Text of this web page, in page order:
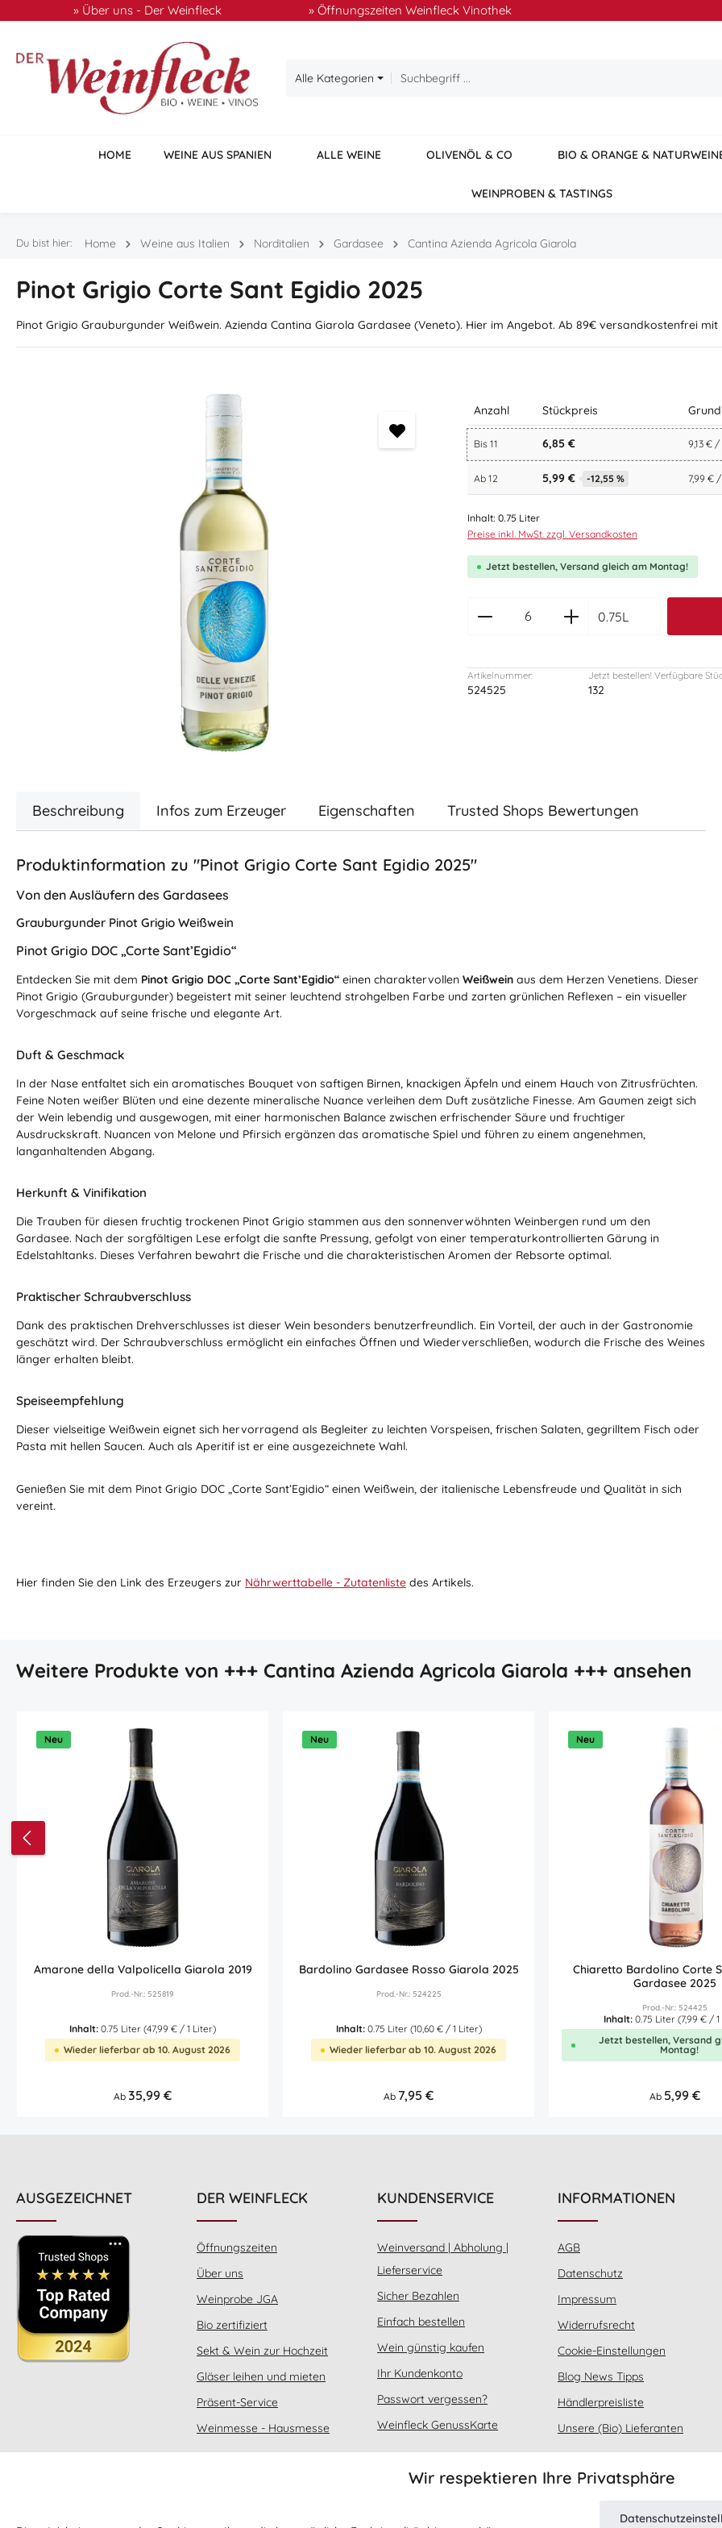
Hauptinhalt springen
Zur Suche springen
Zur Hauptnavigation springen
» Über uns - Der Weinfleck » Öffnungszeiten Weinfleck Vinothek
Alle Kategorien
HOME WEINE AUS SPANIEN ALLE WEINE OLIVENÖL & CO BIO & ORANGE &
WEINPROBEN & TASTINGS
Du bist hier: Home Weine aus Italien Norditalien Gardasee Cantina Azienda Agricola Giarola
Pinot Grigio Corte Sant Egidio 2025
Pinot Grigio Grauburgunder Weißwein. Azienda Cantina Giarola Gardasee (Veneto). Hier im Angebot. Ab 89€ versandkostenfrei mit
Anzahl Stückpreis
Bis 11 6,85 € 9,13 €
Ab 12 5,99 € -12,55 % 7,99 €
Inhalt: 0.75 Liter
Preise inkl. MwSt. zzgl. Versandkosten
Jetzt bestellen, Versand gleich am Montag!
0.75L
Artikelnummer:
524525
Jetzt bestellen! Verfügbare
132
Beschreibung Infos zum Erzeuger Eigenschaften Trusted Shops Bewertungen
Produktinformation zu "Pinot Grigio Corte Sant Egidio 2025"
Von den Ausläufern des Gardasees
Grauburgunder Pinot Grigio Weißwein
Pinot Grigio DOC „Corte Sant’Egidio“
Entdecken Sie mit dem Pinot Grigio DOC „Corte Sant’Egidio“ einen charaktervollen Weißwein aus dem Herzen Venetiens. Dieser
Pinot Grigio (Grauburgunder) begeistert mit seiner leuchtend strohgelben Farbe und zarten grünlichen Reflexen – ein visueller
Vorgeschmack auf seine frische und elegante Art.
Duft & Geschmack
In der Nase entfaltet sich ein aromatisches Bouquet von saftigen Birnen, knackigen Äpfeln und einem Hauch von Zitrusfrüchten.
Feine Noten weißer Blüten und eine dezente mineralische Nuance verleihen dem Duft zusätzliche Finesse. Am Gaumen zeigt sich
der Wein lebendig und ausgewogen, mit einer harmonischen Balance zwischen erfrischender Säure und fruchtiger
Ausdruckskraft. Nuancen von Melone und Pfirsich ergänzen das aromatische Spiel und führen zu einem angenehmen,
langanhaltenden Abgang.
Herkunft & Vinifikation
Die Trauben für diesen fruchtig trockenen Pinot Grigio stammen aus den sonnenverwöhnten Weinbergen rund um den
Gardasee. Nach der sorgfältigen Lese erfolgt die sanfte Pressung, gefolgt von einer temperaturkontrollierten Gärung in
Edelstahltanks. Dieses Verfahren bewahrt die Frische und die charakteristischen Aromen der Rebsorte optimal.
Praktischer Schraubverschluss
Dank des praktischen Drehverschlusses ist dieser Wein besonders benutzerfreundlich. Ein Vorteil, der auch in der Gastronomie
geschätzt wird. Der Schraubverschluss ermöglicht ein einfaches Öffnen und Wiederverschließen, wodurch die Frische des Weines
länger erhalten bleibt.
Speiseempfehlung
Dieser vielseitige Weißwein eignet sich hervorragend als Begleiter zu leichten Vorspeisen, frischen Salaten, gegrilltem Fisch oder
Pasta mit hellen Saucen. Auch als Aperitif ist er eine ausgezeichnete Wahl.
Genießen Sie mit dem Pinot Grigio DOC „Corte Sant’Egidio“ einen Weißwein, der italienische Lebensfreude und Qualität in sich
vereint.
Hier finden Sie den Link des Erzeugers zur Nährwerttabelle - Zutatenliste des Artikels.
Produktgalerie überspringen
Weitere Produkte von +++ Cantina Azienda Agricola Giarola +++ ansehen
Neu
Amarone della Valpolicella Giarola 2019
Prod.-Nr.: 525819
Inhalt: 0.75 Liter (47,99 € / 1 Liter)
Wieder lieferbar ab 10. August 2026
Regulärer Preis:
Ab 35,99 €
Neu
Bardolino Gardasee Rosso Giarola 2025
Prod.-Nr.: 524225
Inhalt: 0.75 Liter (10,60 € / 1 Liter)
Wieder lieferbar ab 10. August 2026
Regulärer Preis:
Ab 7,95 €
Neu
Chiaretto Bardolino Corte
Gardasee 2025
Prod.-Nr.: 524425
Inhalt: 0.75 Liter (7,99 € /
Jetzt bestellen, Versand
Montag!
Regulärer Preis:
Ab 5,99 €
AUSGEZEICHNET DER WEINFLECK
Öffnungszeiten
Über uns
Weinprobe JGA
Bio zertifiziert
Sekt & Wein zur Hochzeit
Gläser leihen und mieten
Präsent-Service
Weinmesse - Hausmesse
KUNDENSERVICE
Weinversand | Abholung |
Lieferservice
Sicher Bezahlen
Einfach bestellen
Wein günstig kaufen
Ihr Kundenkonto
Passwort vergessen?
Weinfleck GenussKarte
INFORMATIONEN
AGB
Datenschutz
Impressum
Widerrufsrecht
Cookie-Einstellungen
Blog News Tipps
Händlerpreisliste
Unsere (Bio) Lieferanten
Wir respektieren Ihre Privatsphäre